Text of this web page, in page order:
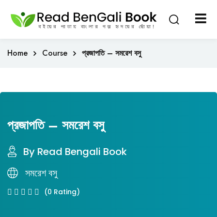
Home Course প্রজাপতি – সমরেশ বসু
প্রজাপতি – সমরেশ বসু
By Read Bengali Book
সমরেশ বসু
(0 Rating)
Sign in Sign up
Sign in
Remember me